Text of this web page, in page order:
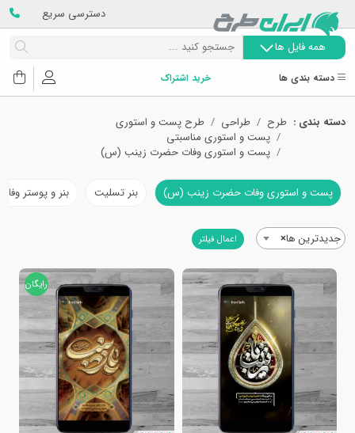
دسترسی سریع
همه فایل ها
دسته بندی ها خرید اشتراک
دسته بندی : طرح طراحی
طرح پست و استوری
پست و استوری مناسبتی
پست و استوری وفات حضرت زینب (س)
پست و استوری وفات حضرت زینب (س) بنر تسلیت بنر و پوستر
×جدیدترین ها اعمال فیلتر
رایگان